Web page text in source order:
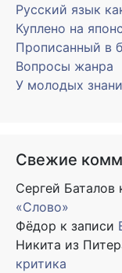
Русский язык
Куплено на
Прописанный в
Вопросы жанра
У молодых
Свежие
Сергей Баталов
«Слово»
Фёдор к записи
Никита из
критика